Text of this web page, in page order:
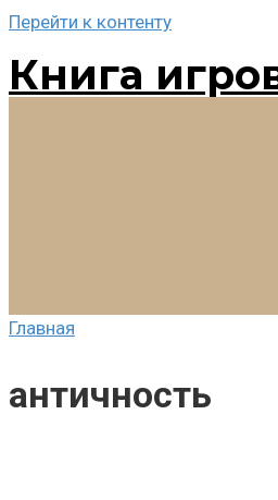
Перейти к контенту
Книга
Главная
античность